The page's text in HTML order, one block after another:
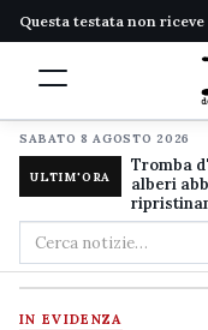
Questa testata non
SABATO 8 AGOSTO 2026
ULTIM'ORA
Tromba
alberi
Cerca
nel
sito
IN EVIDENZA